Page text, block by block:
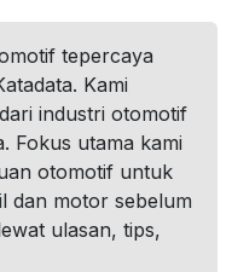
tepercaya
Kami
industri otomotif
Fokus utama kami
otomotif untuk
dan motor sebelum
ulasan, tips,